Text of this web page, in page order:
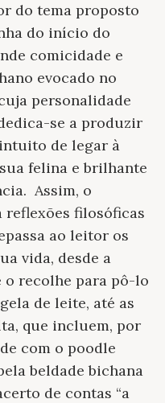
do tema proposto
do início do
comicidade e
evocado no
personalidade
se a produzir
de legar à
felina e brilhante
Assim, o
filosóficas
ao leitor os
vida, desde a
o recolhe para pô-lo
de leite, até as
que incluem, por
com o poodle
beldade bichana
de contas “a